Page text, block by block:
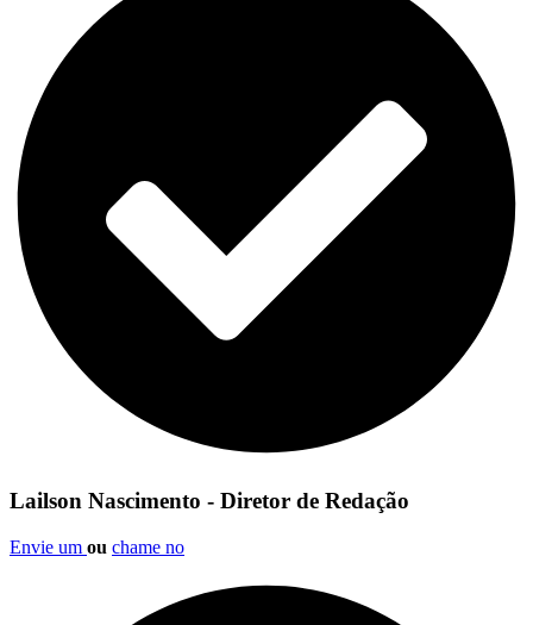
Lailson Nascimento - Diretor de Redação
Envie um ou chame no